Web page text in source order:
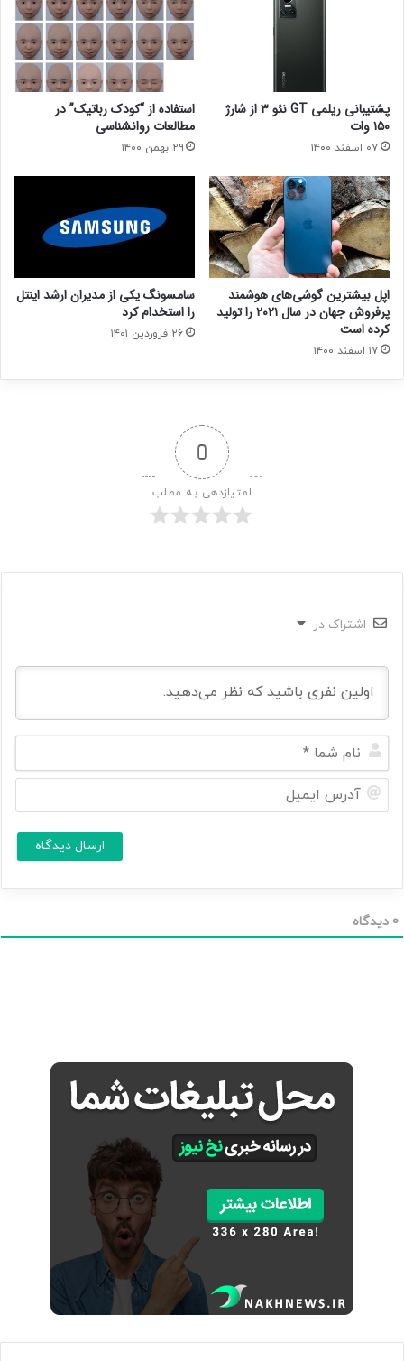
پشتیبانی ریلمی GT نئو ۳ از شارژ
۱۵۰ وات
۰۷ اسفند ۱۴۰۰
استفاده از “کودک رباتیک” در
مطالعات روانشناسی
۲۹ بهمن ۱۴۰۰
اپل بیشترین گوشی‌های هوشمند
پرفروش جهان در سال ۲۰۲۱ را تولید
کرده است
۱۷ اسفند ۱۴۰۰
سامسونگ یکی از مدیران ارشد اینتل
را استخدام کرد
۲۶ فروردین ۱۴۰۱
0
امتیازدهی به مطلب
اشتراک در
م
م
0 دیدگاه